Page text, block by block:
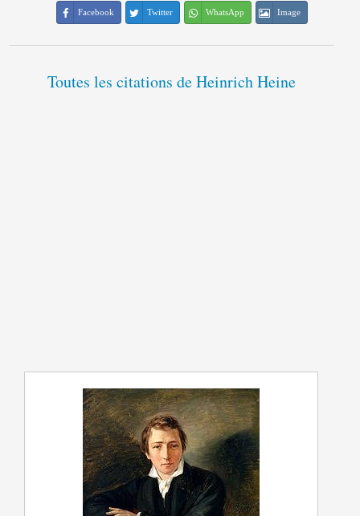
Facebook Twitter WhatsApp Image
Toutes les citations de Heinrich Heine